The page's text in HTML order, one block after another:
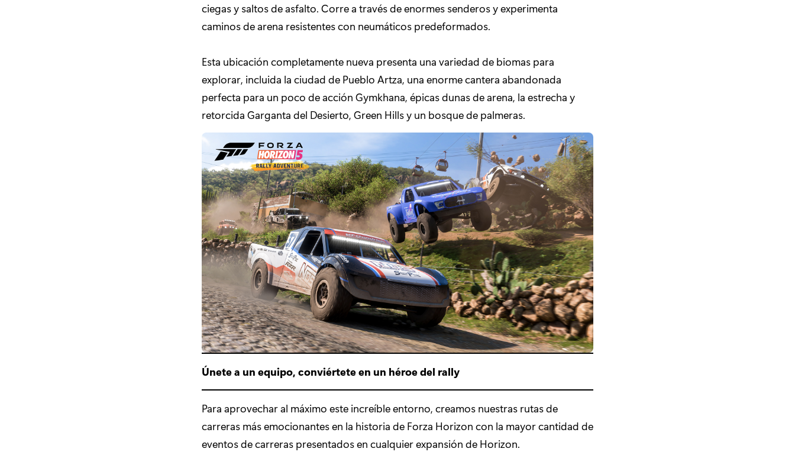
ciegas y saltos de asfalto. Corre a través de enormes senderos y experimenta
caminos de arena resistentes con neumáticos predeformados.
Esta ubicación completamente nueva presenta una variedad de biomas para
explorar, incluida la ciudad de Pueblo Artza, una enorme cantera abandonada
perfecta para un poco de acción Gymkhana, épicas dunas de arena, la estrecha y
retorcida Garganta del Desierto, Green Hills y un bosque de palmeras.
Únete a un equipo, conviértete en un héroe del rally
Para aprovechar al máximo este increíble entorno, creamos nuestras rutas de
carreras más emocionantes en la historia de Forza Horizon con la mayor cantidad de
eventos de carreras presentados en cualquier expansión de Horizon.